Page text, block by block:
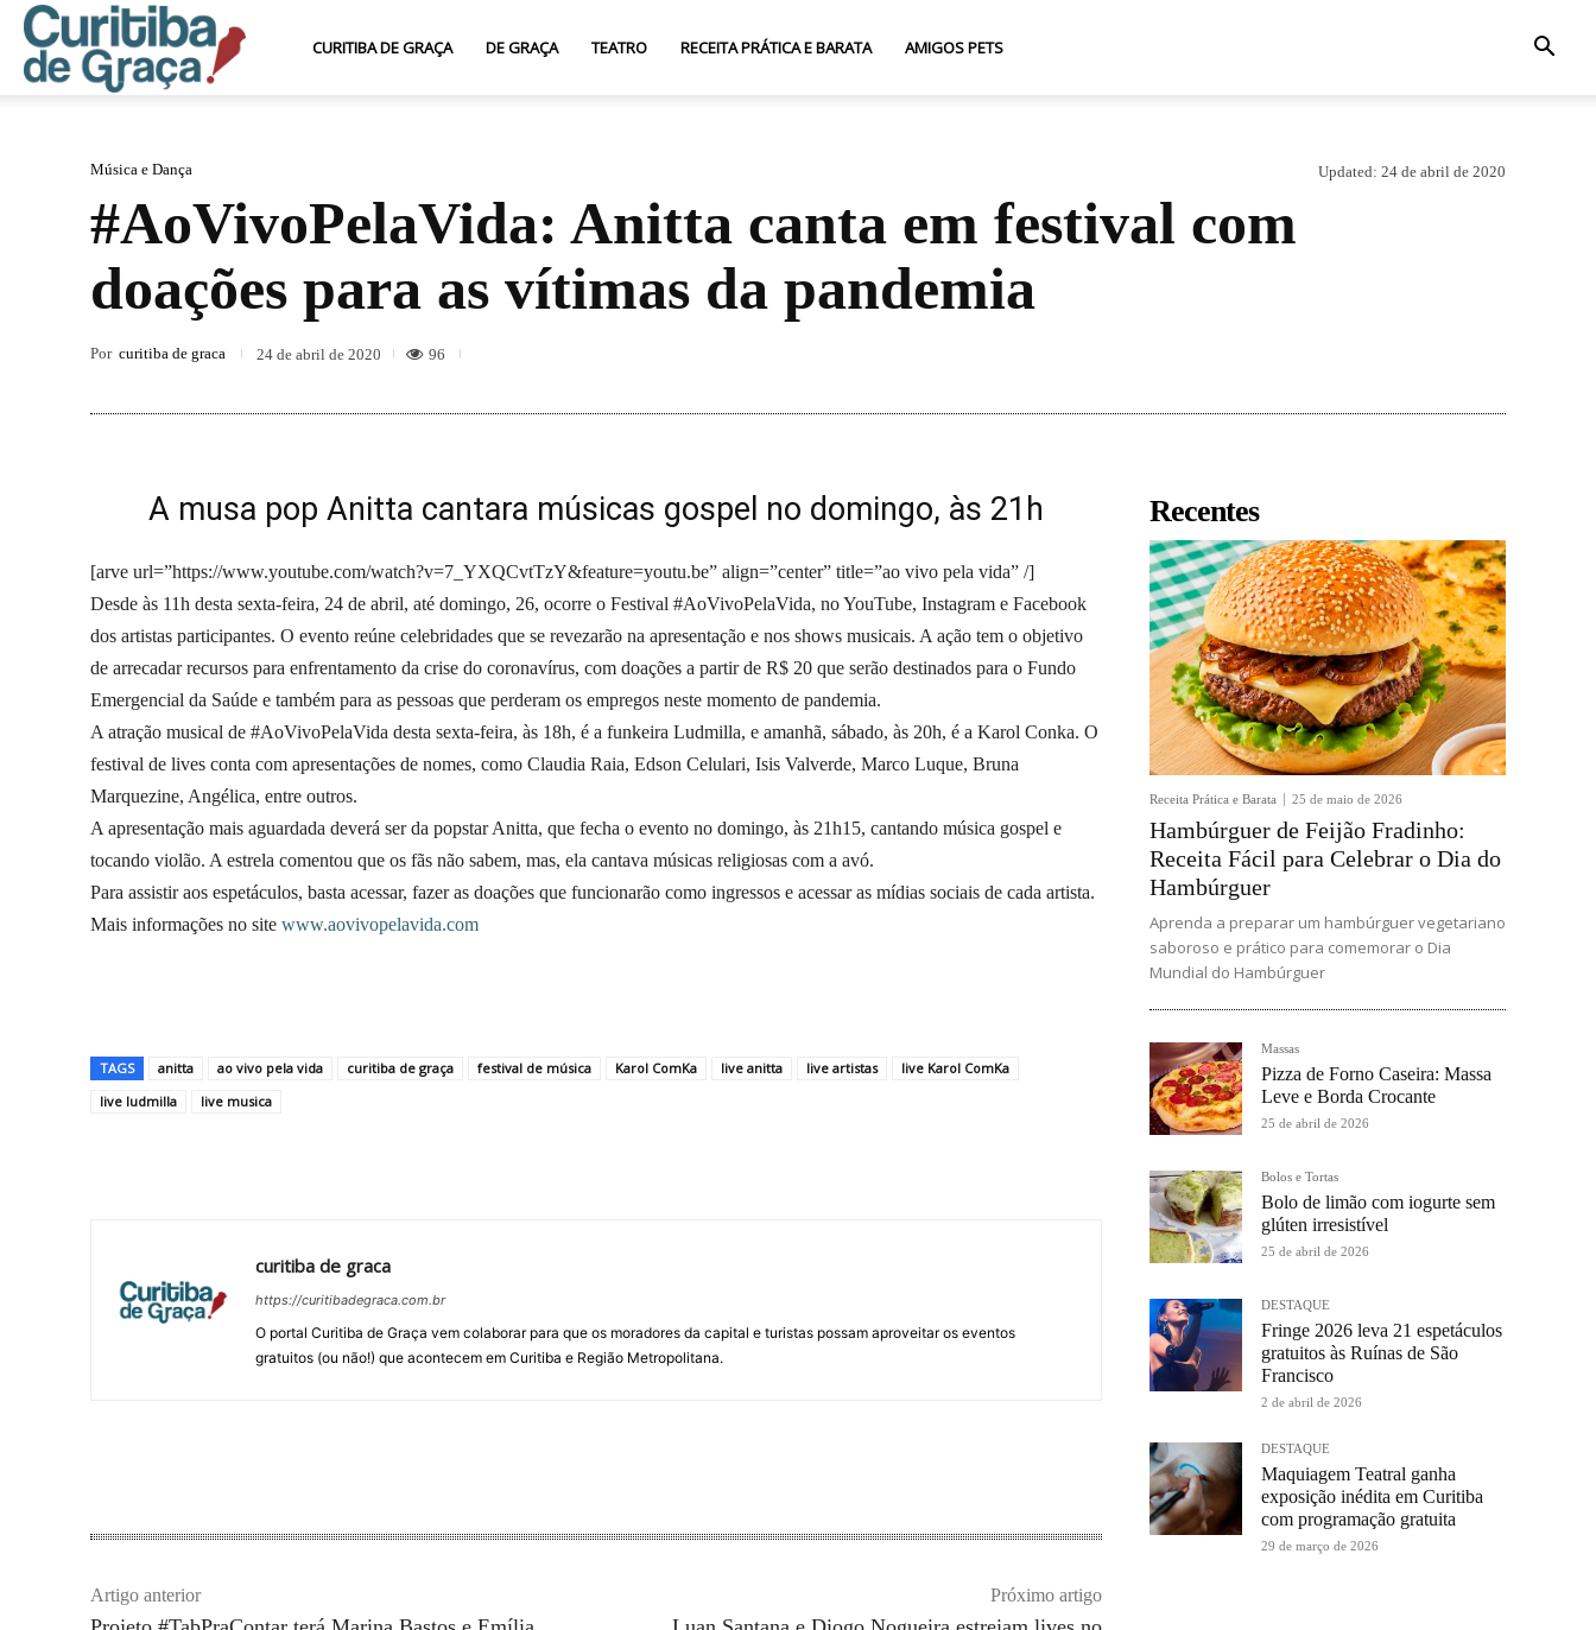
Curitiba
Graça
CURITIBA DE GRAÇA DE GRAÇA TEATRO RECEITA PRÁTICA E BARATA AMIGOS PETS
Música e Dança Updated: 24 de abril de 2020
#AoVivoPelaVida: Anitta canta em festival com
doações para as vítimas da pandemia
Por curitiba de graca 24 de abril de 2020 96
A musa pop Anitta cantara músicas gospel no domingo, às 21h
[arve url=”https://www.youtube.com/watch?v=7_YXQCvtTzY&feature=youtu.be” align=”center” title=”ao vivo pela vida” /]
Desde às 11h desta sexta-feira, 24 de abril, até domingo, 26, ocorre o Festival #AoVivoPelaVida, no YouTube, Instagram e Facebook
dos artistas participantes. O evento reúne celebridades que se revezarão na apresentação e nos shows musicais. A ação tem o objetivo
de arrecadar recursos para enfrentamento da crise do coronavírus, com doações a partir de R$ 20 que serão destinados para o Fundo
Emergencial da Saúde e também para as pessoas que perderam os empregos neste momento de pandemia.
A atração musical de #AoVivoPelaVida desta sexta-feira, às 18h, é a funkeira Ludmilla, e amanhã, sábado, às 20h, é a Karol Conka. O
festival de lives conta com apresentações de nomes, como Claudia Raia, Edson Celulari, Isis Valverde, Marco Luque, Bruna
Marquezine, Angélica, entre outros.
A apresentação mais aguardada deverá ser da popstar Anitta, que fecha o evento no domingo, às 21h15, cantando música gospel e
tocando violão. A estrela comentou que os fãs não sabem, mas, ela cantava músicas religiosas com a avó.
Para assistir aos espetáculos, basta acessar, fazer as doações que funcionarão como ingressos e acessar as mídias sociais de cada artista.
Mais informações no site www.aovivopelavida.com
TAGS anitta ao vivo pela vida curitiba de graça festival de música Karol ComKa live anitta live artistas
live Karol ComKa
live ludmilla
live musica
curitiba de graca
https://curitibadegraca.com.br
O portal Curitiba de Graça vem colaborar para que os moradores da capital e turistas possam aproveitar os eventos
gratuitos (ou não!) que acontecem em Curitiba e Região Metropolitana.
Artigo anterior Próximo artigo
Recentes
Receita Prática e Barata 25 de maio de 2026
Hambúrguer de Feijão Fradinho:
Receita Fácil para Celebrar o Dia do
Hambúrguer
Aprenda a preparar um hambúrguer vegetariano
saboroso e prático para comemorar o Dia
Mundial do Hambúrguer
Massas
Pizza de Forno Caseira: Massa
Leve e Borda Crocante
25 de abril de 2026
Bolos e Tortas
Bolo de limão com iogurte sem
glúten irresistível
25 de abril de 2026
DESTAQUE
Fringe 2026 leva 21 espetáculos
gratuitos às Ruínas de São
Francisco
2 de abril de 2026
DESTAQUE
Maquiagem Teatral ganha
exposição inédita em Curitiba
com programação gratuita
29 de março de 2026